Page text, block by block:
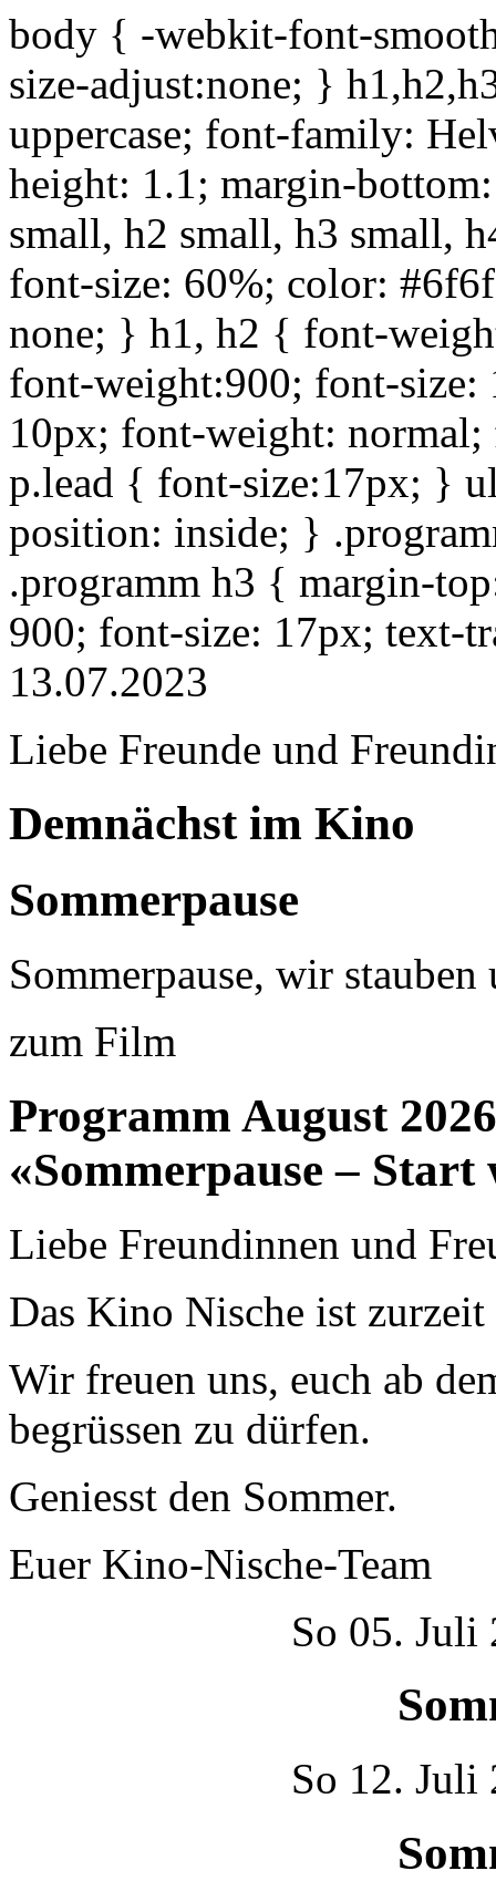
body { -webkit-font-
size-adjust:none; }
uppercase; font-family:
height: 1.1; margin-
small, h2 small, h3 small,
font-size: 60%; color:
none; } h1, h2 { font-
font-weight:900; font-
10px; font-weight:
p.lead { font-size:17px; }
position: inside; }
.programm h3 { margin-
900; font-size: 17px; text-
13.07.2023
Liebe Freunde und
Demnächst im Kino
Sommerpause
Sommerpause, wir
zum Film
Programm August 2026
«Sommerpause – Start
Liebe Freundinnen und
Das Kino Nische ist zurzeit
Wir freuen uns, euch ab
begrüssen zu dürfen.
Geniesst den Sommer.
Euer Kino-Nische-Team
So 05. Juli
So 12. Juli